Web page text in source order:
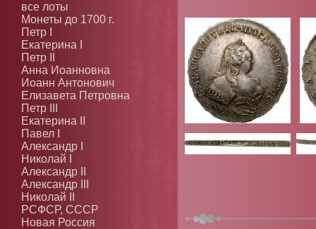
все лоты
Монеты до 1700 г.
Петр I
Екатерина I
Петр II
Анна Иоанновна
Иоанн Антонович
Елизавета Петровна
Петр III
Екатерина II
Павел I
Александр I
Николай I
Александр II
Александр III
Николай II
РСФСР, СССР
Новая Россия